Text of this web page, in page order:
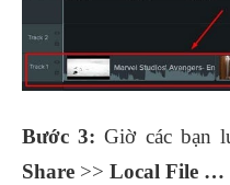
Bước 3: Giờ các bạn
Share >> Local File …